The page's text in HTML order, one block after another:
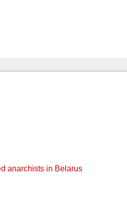
anarchists in Belarus